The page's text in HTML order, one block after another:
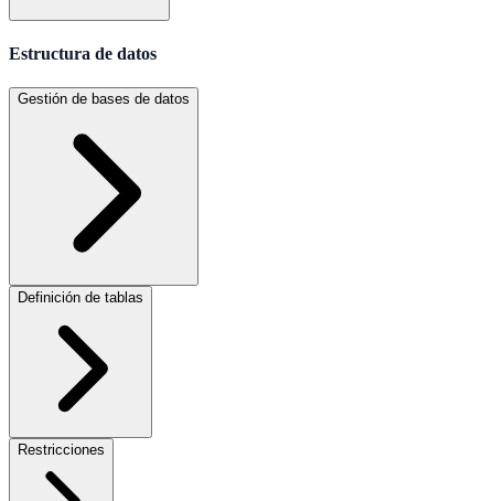
Estructura de datos
Gestión de bases de datos
Definición de tablas
Restricciones